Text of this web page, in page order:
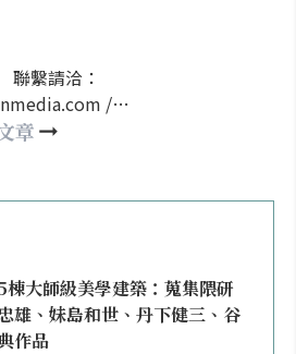
聯繫請洽：
/
章
棟大師級美學建築：蒐集隈研
雄、妹島和世、丹下健三、谷
作品